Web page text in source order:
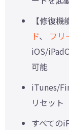
【修復機
ド、 フリ
iOS/
可能
iTunes/
リセット
すべての